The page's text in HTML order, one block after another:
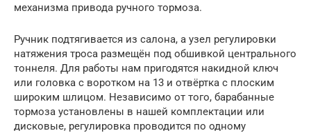
механизма привода ручного тормоза.
Ручник подтягивается из салона, а узел регулировки
натяжения троса размещён под обшивкой центрального
тоннеля. Для работы нам пригодятся накидной ключ
или головка с воротком на 13 и отвёртка с плоским
широким шлицом. Независимо от того, барабанные
тормоза установлены в нашей комплектации или
дисковые, регулировка проводится по одному